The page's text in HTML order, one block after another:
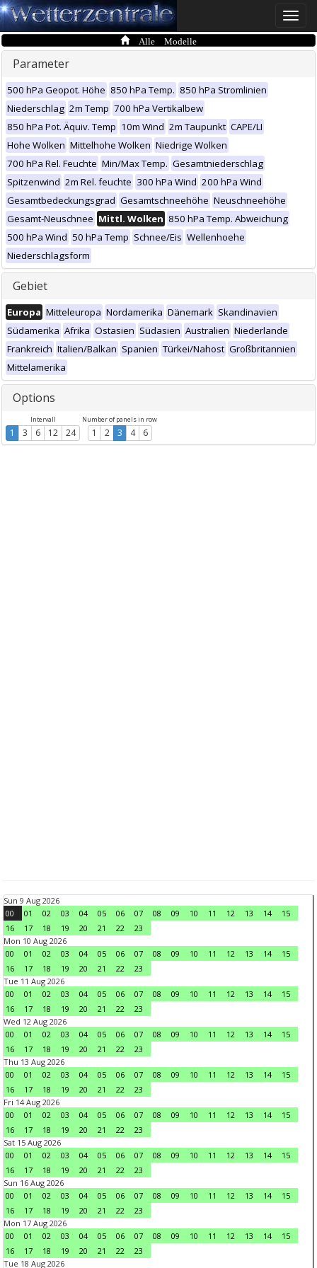
Toggle
Alle Modelle
Parameter
500 hPa Geopot. Höhe 850 hPa Temp. 850 hPa Stromlinien
Niederschlag 2m Temp 700 hPa Vertikalbew
850 hPa Pot. Äquiv. Temp 10m Wind 2m Taupunkt CAPE/LI
Hohe Wolken Mittelhohe Wolken Niedrige Wolken
700 hPa Rel. Feuchte Min/Max Temp. Gesamtniederschlag
Spitzenwind 2m Rel. feuchte 300 hPa Wind 200 hPa Wind
Gesamtbedeckungsgrad Gesamtschneehöhe Neuschneehöhe
Gesamt-Neuschnee Mittl. Wolken 850 hPa Temp. Abweichung
500 hPa Wind 50 hPa Temp Schnee/Eis Wellenhoehe
Niederschlagsform
Gebiet
Europa Mitteleuropa Nordamerika Dänemark Skandinavien
Südamerika Afrika Ostasien Südasien Australien Niederlande
Frankreich Italien/Balkan Spanien Türkei/Nahost Großbritannien
Mittelamerika
Options
Intervall
1 3 6 12 24
Number of panels in row
1 2 3 4 6
Sun 9 Aug 2026
00
01 02 03 04 05 06 07 08 09 10 11 12 13 14
15
16
17 18 19 20 21 22
23
Mon 10 Aug 2026
00
01 02 03 04 05 06 07 08 09 10 11 12 13 14
15
16
17 18 19 20 21 22
23
Tue 11 Aug 2026
00
01 02 03 04 05 06 07 08 09 10 11 12 13 14
15
16
17 18 19 20 21 22
23
Wed 12 Aug 2026
00
01 02 03 04 05 06 07 08 09 10 11 12 13 14
15
16
17 18 19 20 21 22
23
Thu 13 Aug 2026
00
01 02 03 04 05 06 07 08 09 10 11 12 13 14
15
16
17 18 19 20 21 22
23
Fri 14 Aug 2026
00
01 02 03 04 05 06 07 08 09 10 11 12 13 14
15
16
17 18 19 20 21 22
23
Sat 15 Aug 2026
00
01 02 03 04 05 06 07 08 09 10 11 12 13 14
15
16
17 18 19 20 21 22
23
Sun 16 Aug 2026
00
01 02 03 04 05 06 07 08 09 10 11 12 13 14
15
16
17 18 19 20 21 22
23
Mon 17 Aug 2026
00
01 02 03 04 05 06 07 08 09 10 11 12 13 14
15
16
17 18 19 20 21 22
23
Tue 18 Aug 2026